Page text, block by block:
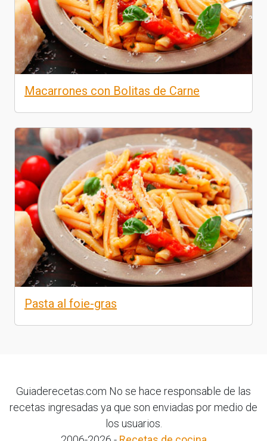
Macarrones con Bolitas de Carne
Pasta al foie-gras
Guiaderecetas.com No se hace responsable de las
recetas ingresadas ya que son enviadas por medio de
los usuarios.